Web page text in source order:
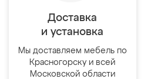
Доставка
и установка
Мы доставляем мебель по
Красногорску и всей
Московской области